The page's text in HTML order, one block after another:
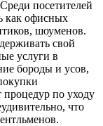
посетителей
как офисных
шоуменов.
свой
услуги в
бороды и усов,
процедур по уходу
что